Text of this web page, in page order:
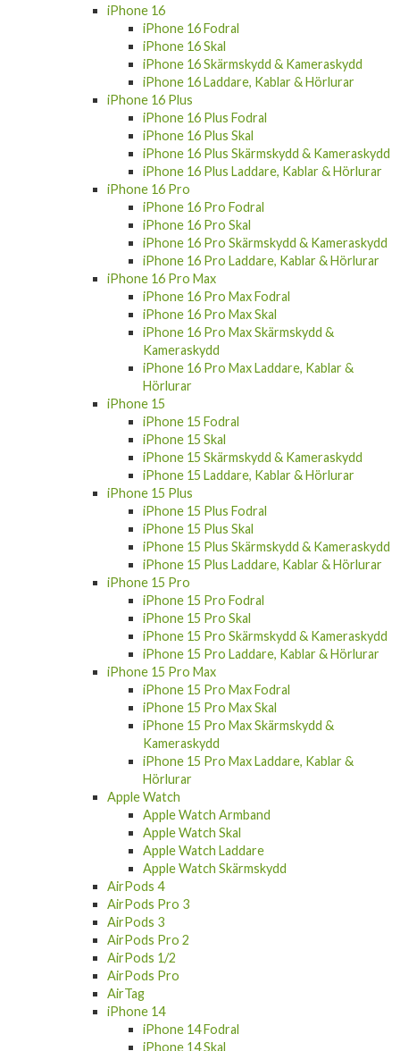
iPhone 16
iPhone 16 Fodral
iPhone 16 Skal
iPhone 16 Skärmskydd & Kameraskydd
iPhone 16 Laddare, Kablar & Hörlurar
iPhone 16 Plus
iPhone 16 Plus Fodral
iPhone 16 Plus Skal
iPhone 16 Plus Skärmskydd & Kameraskydd
iPhone 16 Plus Laddare, Kablar & Hörlurar
iPhone 16 Pro
iPhone 16 Pro Fodral
iPhone 16 Pro Skal
iPhone 16 Pro Skärmskydd & Kameraskydd
iPhone 16 Pro Laddare, Kablar & Hörlurar
iPhone 16 Pro Max
iPhone 16 Pro Max Fodral
iPhone 16 Pro Max Skal
iPhone 16 Pro Max Skärmskydd &
Kameraskydd
iPhone 16 Pro Max Laddare, Kablar &
Hörlurar
iPhone 15
iPhone 15 Fodral
iPhone 15 Skal
iPhone 15 Skärmskydd & Kameraskydd
iPhone 15 Laddare, Kablar & Hörlurar
iPhone 15 Plus
iPhone 15 Plus Fodral
iPhone 15 Plus Skal
iPhone 15 Plus Skärmskydd & Kameraskydd
iPhone 15 Plus Laddare, Kablar & Hörlurar
iPhone 15 Pro
iPhone 15 Pro Fodral
iPhone 15 Pro Skal
iPhone 15 Pro Skärmskydd & Kameraskydd
iPhone 15 Pro Laddare, Kablar & Hörlurar
iPhone 15 Pro Max
iPhone 15 Pro Max Fodral
iPhone 15 Pro Max Skal
iPhone 15 Pro Max Skärmskydd &
Kameraskydd
iPhone 15 Pro Max Laddare, Kablar &
Hörlurar
Apple Watch
Apple Watch Armband
Apple Watch Skal
Apple Watch Laddare
Apple Watch Skärmskydd
AirPods 4
AirPods Pro 3
AirPods 3
AirPods Pro 2
AirPods 1/2
AirPods Pro
AirTag
iPhone 14
iPhone 14 Fodral
iPhone 14 Skal